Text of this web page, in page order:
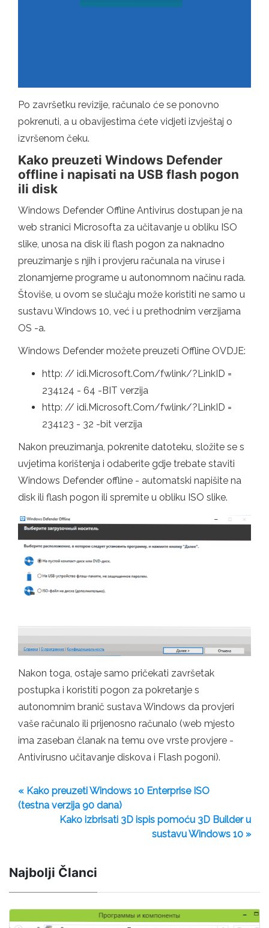
Po završetku revizije, računalo će se ponovno
pokrenuti, a u obavijestima ćete vidjeti izvještaj o
izvršenom čeku.
Kako preuzeti Windows Defender
offline i napisati na USB flash pogon
ili disk
Windows Defender Offline Antivirus dostupan je na
web stranici Microsofta za učitavanje u obliku ISO
slike, unosa na disk ili flash pogon za naknadno
preuzimanje s njih i provjeru računala na viruse i
zlonamjerne programe u autonomnom načinu rada.
Štoviše, u ovom se slučaju može koristiti ne samo u
sustavu Windows 10, već i u prethodnim verzijama
OS -a.
Windows Defender možete preuzeti Offline OVDJE:
http: // idi.Microsoft.Com/fwlink/?LinkID =
234124 - 64 -BIT verzija
http: // idi.Microsoft.Com/fwlink/?LinkID =
234123 - 32 -bit verzija
Nakon preuzimanja, pokrenite datoteku, složite se s
uvjetima korištenja i odaberite gdje trebate staviti
Windows Defender offline - automatski napišite na
disk ili flash pogon ili spremite u obliku ISO slike.
Nakon toga, ostaje samo pričekati završetak
postupka i koristiti pogon za pokretanje s
autonomnim branič sustava Windows da provjeri
vaše računalo ili prijenosno računalo (web mjesto
ima zaseban članak na temu ove vrste provjere -
Antivirusno učitavanje diskova i Flash pogoni).
« Kako preuzeti Windows 10 Enterprise ISO
(testna verzija 90 dana)
Kako izbrisati 3D ispis pomoću 3D Builder u
sustavu Windows 10 »
Najbolji Članci